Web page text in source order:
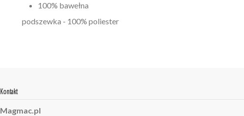
100% bawełna
podszewka - 100% poliester
Kontakt
Magmac.pl